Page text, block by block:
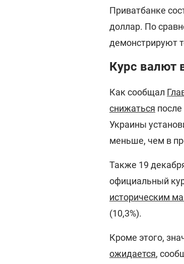
Приватбанке
доллар. По
демонстрируют
Курс валют
Как сообщал
снижаться
Украины
меньше, чем в
Также 19
официальный
историческим
(10,3%).
Кроме этого,
ожидается,